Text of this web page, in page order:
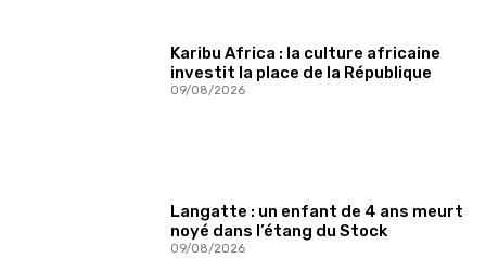
Karibu Africa : la culture africaine
investit la place de la République
09/08/2026
Langatte : un enfant de 4 ans meurt
noyé dans l’étang du Stock
09/08/2026